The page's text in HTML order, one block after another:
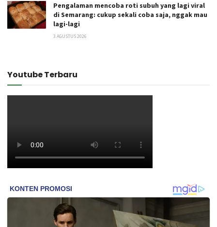
Pengalaman mencoba roti subuh yang lagi viral
di Semarang: cukup sekali coba saja, nggak mau
lagi-lagi
3 AGUSTUS 2026
Youtube Terbaru